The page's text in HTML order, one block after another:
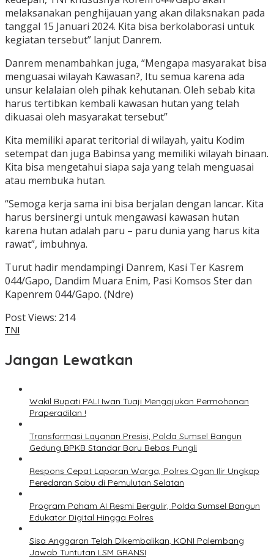
melaksanakan penghijauan yang akan dilaksnakan pada
tanggal 15 Januari 2024. Kita bisa berkolaborasi untuk
kegiatan tersebut” lanjut Danrem.
Danrem menambahkan juga, “Mengapa masyarakat bisa
menguasai wilayah Kawasan?, Itu semua karena ada
unsur kelalaian oleh pihak kehutanan. Oleh sebab kita
harus tertibkan kembali kawasan hutan yang telah
dikuasai oleh masyarakat tersebut”
Kita memiliki aparat teritorial di wilayah, yaitu Kodim
setempat dan juga Babinsa yang memiliki wilayah binaan.
Kita bisa mengetahui siapa saja yang telah menguasai
atau membuka hutan.
“Semoga kerja sama ini bisa berjalan dengan lancar. Kita
harus bersinergi untuk mengawasi kawasan hutan
karena hutan adalah paru – paru dunia yang harus kita
rawat”, imbuhnya.
Turut hadir mendampingi Danrem, Kasi Ter Kasrem
044/Gapo, Dandim Muara Enim, Pasi Komsos Ster dan
Kapenrem 044/Gapo. (Ndre)
Post Views: 214
TNI
Jangan Lewatkan
Wakil Bupati PALI Iwan Tuaji Mengajukan Permohonan
Praperadilan !
Transformasi Layanan Presisi, Polda Sumsel Bangun
Gedung BPKB Standar Baru Bebas Pungli
Respons Cepat Laporan Warga, Polres Ogan Ilir Ungkap
Peredaran Sabu di Pemulutan Selatan
Program Paham AI Resmi Bergulir, Polda Sumsel Bangun
Edukator Digital Hingga Polres
Sisa Anggaran Telah Dikembalikan, KONI Palembang
Jawab Tuntutan LSM GRANSI